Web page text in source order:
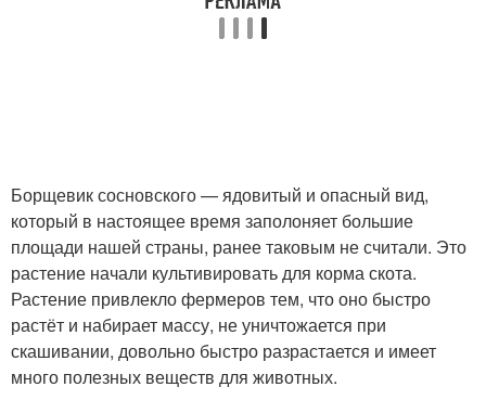
Борщевик сосновского — ядовитый и опасный вид,
который в настоящее время заполоняет большие
площади нашей страны, ранее таковым не считали. Это
растение начали культивировать для корма скота.
Растение привлекло фермеров тем, что оно быстро
растёт и набирает массу, не уничтожается при
скашивании, довольно быстро разрастается и имеет
много полезных веществ для животных.